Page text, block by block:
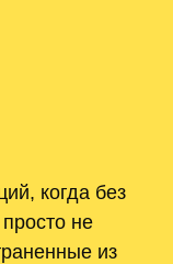
когда без
не
из